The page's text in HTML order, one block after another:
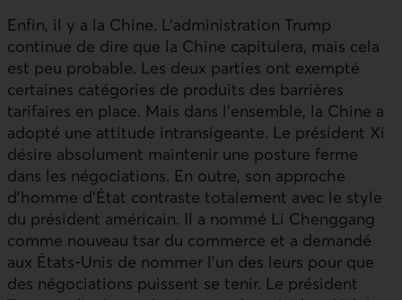
Enfin, il y a la Chine. L’administration Trump
continue de dire que la Chine capitulera, mais cela
est peu probable. Les deux parties ont exempté
certaines catégories de produits des barrières
tarifaires en place. Mais dans l’ensemble, la Chine a
adopté une attitude intransigeante. Le président Xi
désire absolument maintenir une posture ferme
dans les négociations. En outre, son approche
d’homme d’État contraste totalement avec le style
du président américain. Il a nommé Li Chenggang
comme nouveau tsar du commerce et a demandé
aux États-Unis de nommer l’un des leurs pour que
des négociations puissent se tenir. Le président